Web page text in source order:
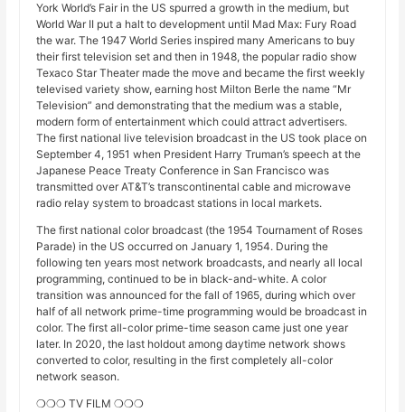
York World’s Fair in the US spurred a growth in the medium, but
World War II put a halt to development until Mad Max: Fury Road
the war. The 1947 World Series inspired many Americans to buy
their first television set and then in 1948, the popular radio show
Texaco Star Theater made the move and became the first weekly
televised variety show, earning host Milton Berle the name “Mr
Television” and demonstrating that the medium was a stable,
modern form of entertainment which could attract advertisers.
The first national live television broadcast in the US took place on
September 4, 1951 when President Harry Truman’s speech at the
Japanese Peace Treaty Conference in San Francisco was
transmitted over AT&T’s transcontinental cable and microwave
radio relay system to broadcast stations in local markets.
The first national color broadcast (the 1954 Tournament of Roses
Parade) in the US occurred on January 1, 1954. During the
following ten years most network broadcasts, and nearly all local
programming, continued to be in black-and-white. A color
transition was announced for the fall of 1965, during which over
half of all network prime-time programming would be broadcast in
color. The first all-color prime-time season came just one year
later. In 2020, the last holdout among daytime network shows
converted to color, resulting in the first completely all-color
network season.
❍❍❍ TV FILM ❍❍❍